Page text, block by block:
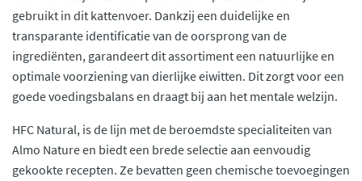
gebruikt in dit kattenvoer. Dankzij een duidelijke en
transparante identificatie van de oorsprong van de
ingrediënten, garandeert dit assortiment een natuurlijke en
optimale voorziening van dierlijke eiwitten. Dit zorgt voor een
goede voedingsbalans en draagt bij aan het mentale welzijn.
HFC Natural, is de lijn met de beroemdste specialiteiten van
Almo Nature en biedt een brede selectie aan eenvoudig
gekookte recepten. Ze bevatten geen chemische toevoegingen